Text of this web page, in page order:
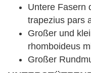
Untere Fasern
trapezius pars
Großer und
rhomboideus
Großer